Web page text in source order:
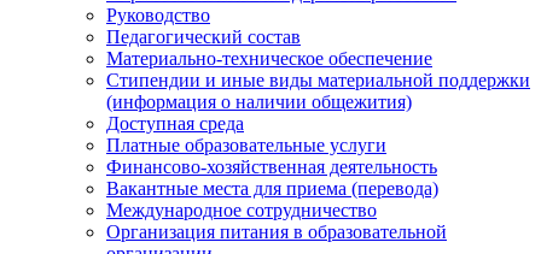
Руководство
Педагогический состав
Материально-техническое обеспечение
Стипендии и иные виды материальной поддержки
(информация о наличии общежития)
Доступная среда
Платные образовательные услуги
Финансово-хозяйственная деятельность
Вакантные места для приема (перевода)
Международное сотрудничество
Организация питания в образовательной